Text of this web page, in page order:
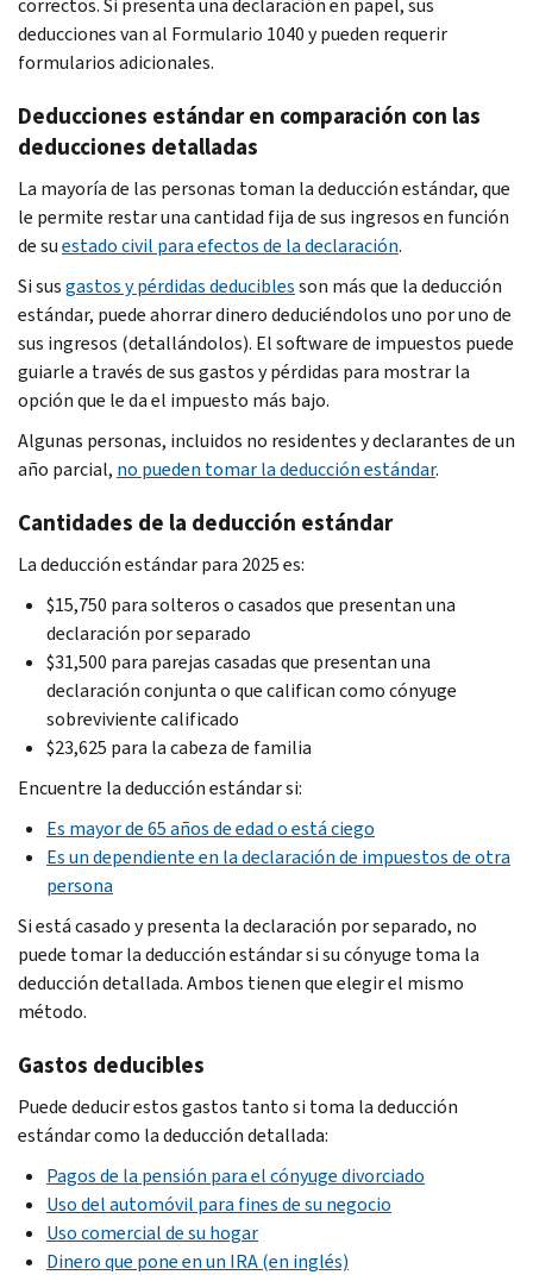
deducciones van al Formulario 1040 y pueden requerir
formularios adicionales.
Deducciones estándar en comparación con las
deducciones detalladas
La mayoría de las personas toman la deducción estándar, que
le permite restar una cantidad fija de sus ingresos en función
de suestado civil para efectos de la declaración.
Si susgastos y pérdidas deduciblesson más que la deducción
estándar, puede ahorrar dinero deduciéndolos uno por uno de
sus ingresos (detallándolos). El software de impuestos puede
guiarle a través de sus gastos y pérdidas para mostrar la
opción que le da el impuesto más bajo.
Algunas personas, incluidos no residentes y declarantes de un
año parcial, no pueden tomar la deducción estándar.
Cantidades de la deducción estándar
La deducción estándar para 2025 es:
$15,750 para solteros o casados que presentan una
declaración por separado
$31,500 para parejas casadas que presentan una
declaración conjunta o que califican como cónyuge
sobreviviente calificado
$23,625 para la cabeza de familia
Encuentre la deducción estándar si:
Es mayor de 65 años de edad o está ciego
Es un dependiente en la declaración de impuestos de otra
persona
Si está casado y presenta la declaración por separado, no
puede tomar la deducción estándar si su cónyuge toma la
deducción detallada. Ambos tienen que elegir el mismo
método.
Gastos deducibles
Puede deducir estos gastos tanto si toma la deducción
estándar como la deducción detallada:
Pagos de la pensión para el cónyuge divorciado
Uso del automóvil para fines de su negocio
Uso comercial de su hogar
Dinero que pone en un IRA (en inglés)